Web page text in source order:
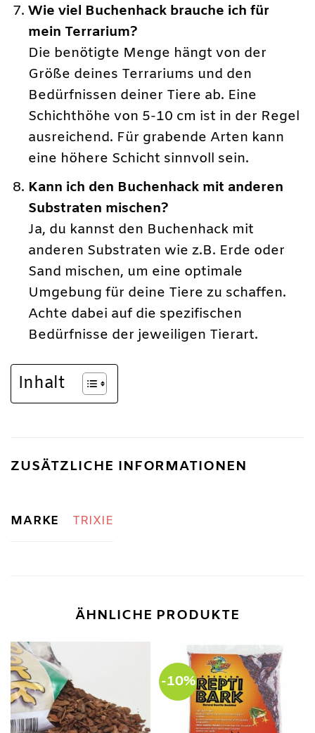
Wie viel Buchenhack brauche ich für
mein Terrarium?
Die benötigte Menge hängt von der
Größe deines Terrariums und den
Bedürfnissen deiner Tiere ab. Eine
Schichthöhe von 5-10 cm ist in der Regel
ausreichend. Für grabende Arten kann
eine höhere Schicht sinnvoll sein.
Kann ich den Buchenhack mit anderen
Substraten mischen?
Ja, du kannst den Buchenhack mit
anderen Substraten wie z.B. Erde oder
Sand mischen, um eine optimale
Umgebung für deine Tiere zu schaffen.
Achte dabei auf die spezifischen
Bedürfnisse der jeweiligen Tierart.
Inhalt
ZUSÄTZLICHE INFORMATIONEN
MARKE TRIXIE
ÄHNLICHE PRODUKTE
-10%